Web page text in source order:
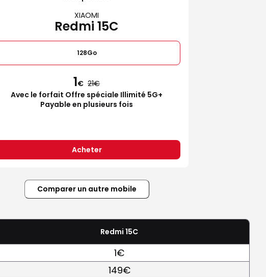
XIAOMI
Redmi 15C
128Go
1€ 21
Avec le forfait Offre spéciale Illimité 5G+
Payable en plusieurs fois
Acheter
Comparer un autre mobile
Redmi 15C
1€
149€